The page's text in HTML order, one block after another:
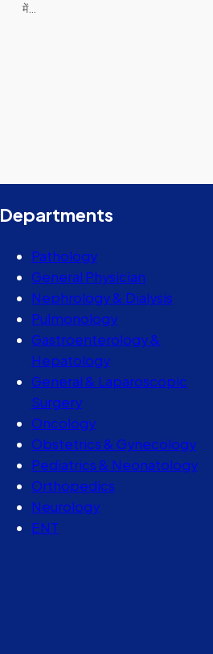
में…
Departments
Pathology
General Physician
Nephrology & Dialysis
Pulmonology
Gastroenterology &
Hepatology
General & Laparoscopic
Surgery
Oncology
Obstetrics & Gynecology
Pediatrics & Neonatology
Orthopedics
Neurology
ENT